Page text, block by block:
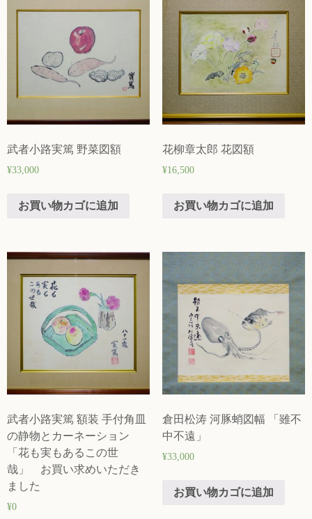
武者小路実篤 野菜図額
¥33,000
お買い物カゴに追加
花柳章太郎 花図額
¥16,500
お買い物カゴに追加
武者小路実篤 額装 手付角皿
の静物とカーネーション
「花も実もあるこの世
哉」 お買い求めいただき
ました
¥0
倉田松涛 河豚蛸図幅 「雖不
中不遠」
¥33,000
お買い物カゴに追加